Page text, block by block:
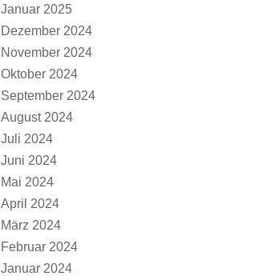
Januar 2025
Dezember 2024
November 2024
Oktober 2024
September 2024
August 2024
Juli 2024
Juni 2024
Mai 2024
April 2024
März 2024
Februar 2024
Januar 2024